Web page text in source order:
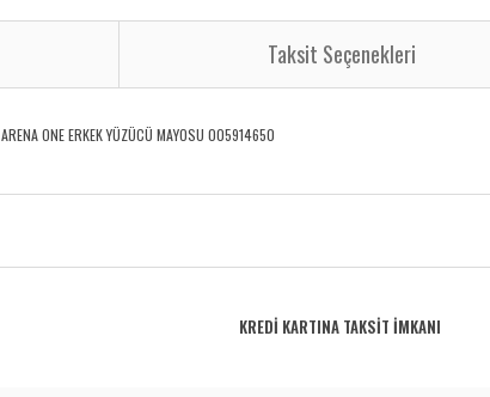
Taksit Seçenekleri
ARENA ONE ERKEK YÜZÜCÜ MAYOSU 005914650
KREDİ KARTINA TAKSİT İMKANI